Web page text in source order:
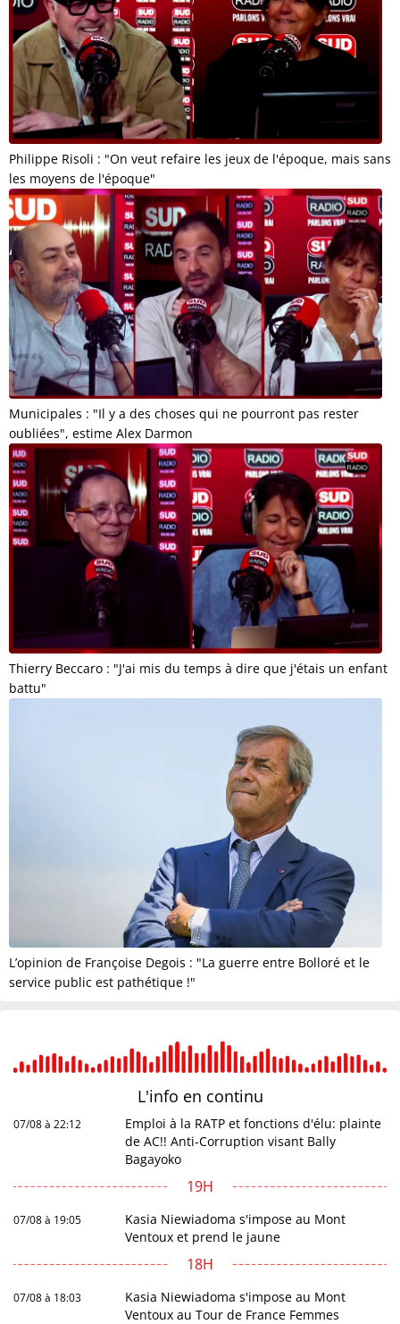
Philippe Risoli : "On veut refaire les jeux de l'époque, mais sans
les moyens de l'époque"
Municipales : "Il y a des choses qui ne pourront pas rester
oubliées", estime Alex Darmon
Thierry Beccaro : "J'ai mis du temps à dire que j'étais un enfant
battu"
L’opinion de Françoise Degois : "La guerre entre Bolloré et le
service public est pathétique !"
L'info en continu
07/08 à 22:12
Emploi à la RATP et fonctions d'élu: plainte
de AC!! Anti-Corruption visant Bally
Bagayoko
19H
07/08 à 19:05
Kasia Niewiadoma s'impose au Mont
Ventoux et prend le jaune
18H
07/08 à 18:03
Kasia Niewiadoma s'impose au Mont
Ventoux au Tour de France Femmes